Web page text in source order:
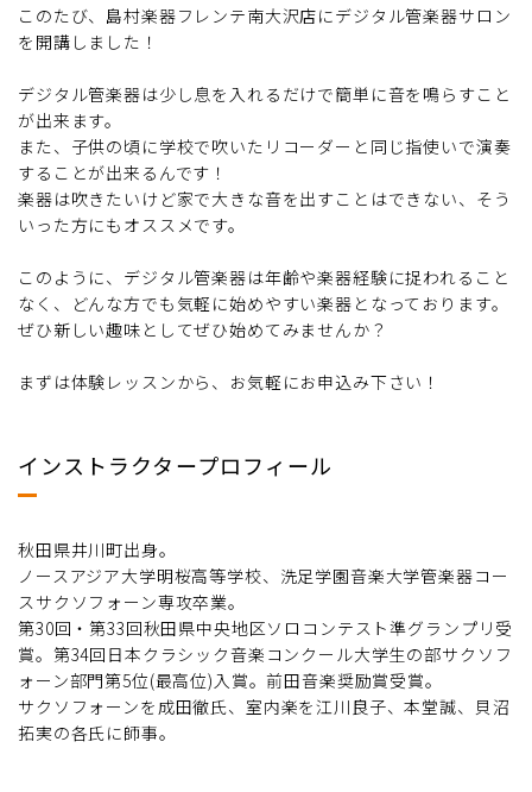
このたび、島村楽器フレンテ南大沢店にデジタル管楽器サロン
を開講しました！
デジタル管楽器は少し息を入れるだけで簡単に音を鳴らすこと
が出来ます。
また、子供の頃に学校で吹いたリコーダーと同じ指使いで演奏
することが出来るんです！
楽器は吹きたいけど家で大きな音を出すことはできない、そう
いった方にもオススメです。
このように、デジタル管楽器は年齢や楽器経験に捉われること
なく、どんな方でも気軽に始めやすい楽器となっております。
ぜひ新しい趣味としてぜひ始めてみませんか？
まずは体験レッスンから、お気軽にお申込み下さい！
インストラクタープロフィール
秋田県井川町出身。
ノースアジア大学明桜高等学校、洗足学園音楽大学管楽器コー
スサクソフォーン専攻卒業。
第30回・第33回秋田県中央地区ソロコンテスト準グランプリ受
賞。第34回日本クラシック音楽コンクール大学生の部サクソフ
ォーン部門第5位(最高位)入賞。前田音楽奨励賞受賞。
サクソフォーンを成田徹氏、室内楽を江川良子、本堂誠、貝沼
拓実の各氏に師事。